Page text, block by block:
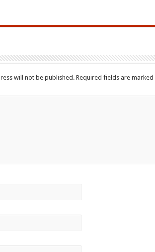
will not be published. Required fields are marked